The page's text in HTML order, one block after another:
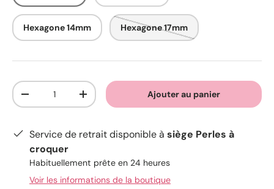
Hexagone 14mm Hexagone 17mm
Qté
-
+ Ajouter au panier
Service de retrait disponible à siège Perles à
croquer
Habituellement prête en 24 heures
Voir les informations de la boutique